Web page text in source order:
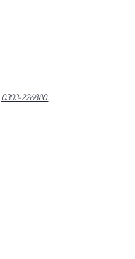
0303-226880